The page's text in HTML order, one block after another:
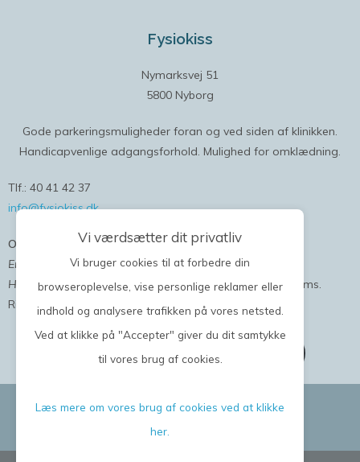
Fysiokiss
Nymarksvej 51
5800 Nyborg
Gode parkeringsmuligheder foran og ved siden af klinikken.
Handicapvenlige adgangsforhold. Mulighed for omklædning.
Tlf.: 40 41 42 37
info@fysiokiss.dk
Onlinebooking
Er du ny bruger; kan du oprette dig og bestille tid nu.
Har du været hos os allerede;vi sender dig en kode på sms.
Ring eller skriv gerne, hvis du ikke allerede har fået en.
Book online tider i klinikken her
Følg med på
facebook
Vi værdsætter dit privatliv
Vi bruger cookies til at forbedre din
browseroplevelse, vise personlige reklamer eller
indhold og analysere trafikken på vores netsted.
Ved at klikke på "Accepter" giver du dit samtykke
til vores brug af cookies.
Læs mere om vores brug af cookies ved at klikke
her.